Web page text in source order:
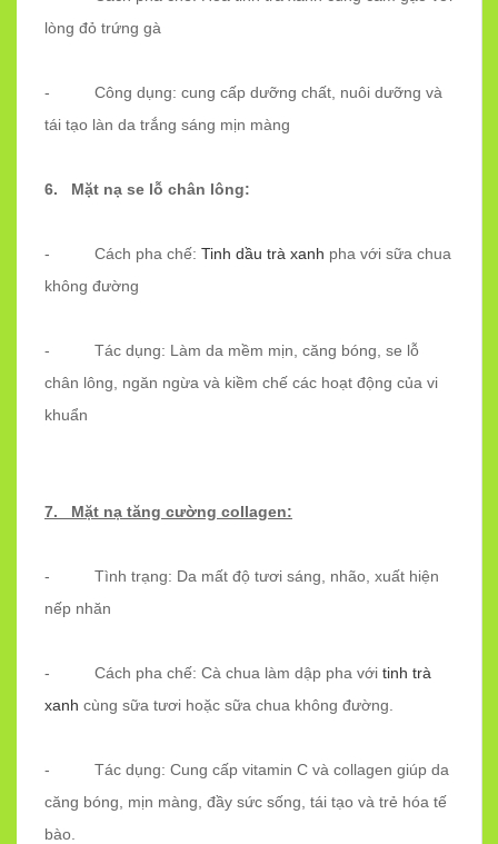
lòng đỏ trứng gà
- Công dụng: cung cấp dưỡng chất, nuôi dưỡng và
tái tạo làn da trắng sáng mịn màng
6. Mặt nạ se lỗ chân lông:
- Cách pha chế: Tinh dầu trà xanh pha với sữa chua
không đường
- Tác dụng: Làm da mềm mịn, căng bóng, se lỗ
chân lông, ngăn ngừa và kiềm chế các hoạt động của vi
khuẩn
7. Mặt nạ tăng cường collagen:
- Tình trạng: Da mất độ tươi sáng, nhão, xuất hiện
nếp nhăn
- Cách pha chế: Cà chua làm dập pha với tinh trà
xanh cùng sữa tươi hoặc sữa chua không đường.
- Tác dụng: Cung cấp vitamin C và collagen giúp da
căng bóng, mịn màng, đầy sức sống, tái tạo và trẻ hóa tế
bào.